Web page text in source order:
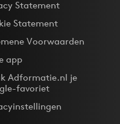
Statement
Statement
Voorwaarden
app
Adformatie.nl je
favoriet